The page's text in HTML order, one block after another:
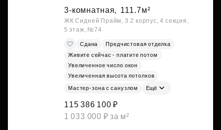
3-комнатная, 111.7м²
ЖК Сидней Прайм, 3.2 корпус, 4 секция,
5 этаж, №74
Сдана
Предчистовая отделка
Живите сейчас - платите потом
Увеличенное число окон
Увеличенная высота потолков
Мастер-зона с санузлом Ещё
115 386 100 ₽
1 033 000 ₽ за м²